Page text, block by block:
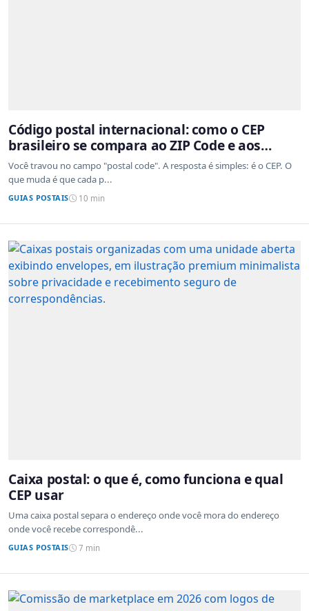
Código postal internacional: como o CEP
brasileiro se compara ao ZIP Code e aos
sistemas de outros países
Você travou no campo "postal code". A resposta é simples: é o CEP. O
que muda é que cada p...
GUIAS POSTAIS 10 min
Caixa postal: o que é, como funciona e qual
CEP usar
Uma caixa postal separa o endereço onde você mora do endereço
onde você recebe correspondê...
GUIAS POSTAIS 7 min